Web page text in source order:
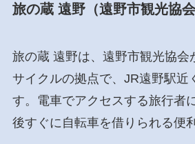
旅の蔵 遠野（遠野市観光協会
旅の蔵 遠野は、遠野市観光協会
サイクルの拠点で、JR遠野駅近
す。電車でアクセスする旅行者
後すぐに自転車を借りられる便